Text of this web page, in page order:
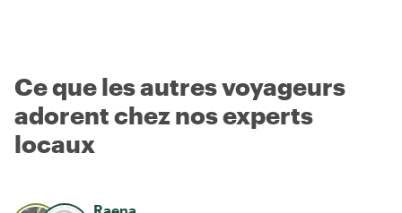
Ce que les autres voyageurs
adorent chez nos experts
locaux